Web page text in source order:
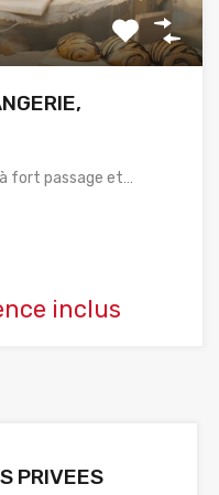
fort passage et…
inclus
PRIVEES